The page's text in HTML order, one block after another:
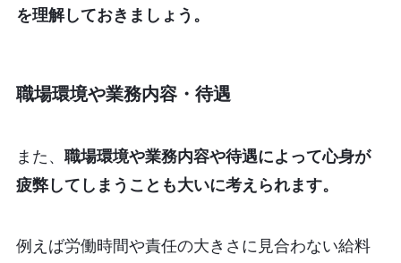
を理解しておきましょう。
職場環境や業務内容・待遇
また、 職場環境や業務内容や待遇によって心身が
疲弊してしまうことも大いに考えられます。
例えば労働時間や責任の大きさに見合わない給料